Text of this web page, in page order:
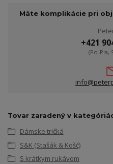
Máte komplikácie pri
+421
(Po-Pia,
Tovar zaradený v
Dámske tričká
S&K (Stašák & Košč)
S krátkym rukávom